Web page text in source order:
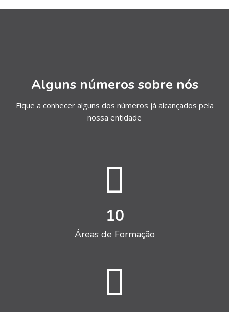
Alguns números sobre nós
Fique a conhecer alguns dos números já alcançados pela
nossa entidade
10
Áreas de Formação